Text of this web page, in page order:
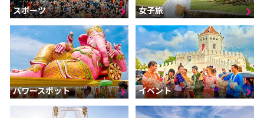
スポーツ 女子旅
パワースポット イベント